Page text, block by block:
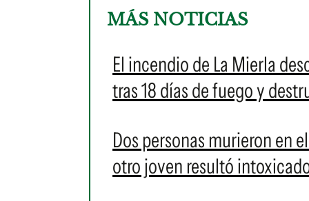
MÁS NOTICIAS
El incendio de La Mierla
tras 18 días de fuego y
Dos personas murieron en
otro joven resultó